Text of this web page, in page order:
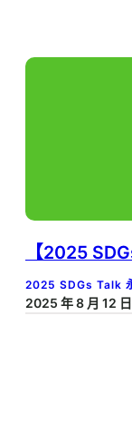
【2025
2025 SDGs Talk
2025 年 8 月 12 日